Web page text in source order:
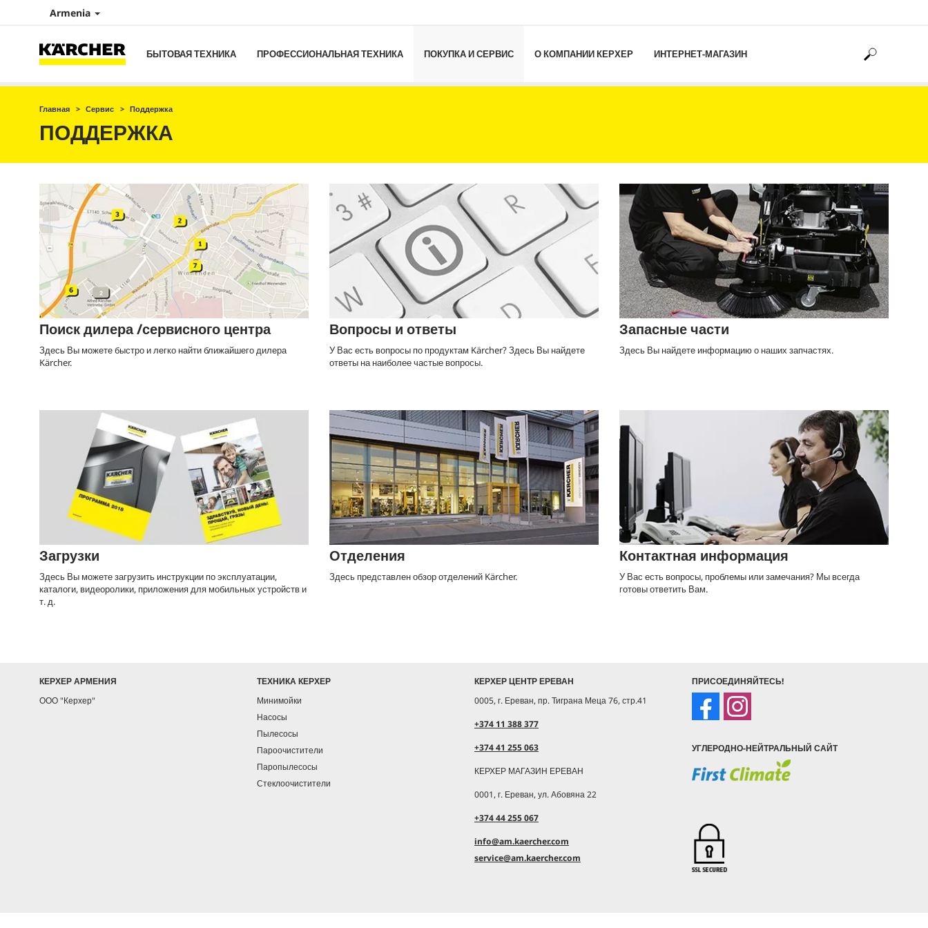
Armenia
БЫТОВАЯ ТЕХНИКА ПРОФЕССИОНАЛЬНАЯ ТЕХНИКА ПОКУПКА И СЕРВИС О КОМПАНИИ КЕРХЕР ИНТЕРНЕТ-МАГАЗИН
Главная Сервис Поддержка
ПОДДЕРЖКА
Поиск дилера /сервисного центра
Здесь Вы можете быстро и легко найти ближайшего дилера
Kärcher.
Вопросы и ответы
У Вас есть вопросы по продуктам Kärcher? Здесь Вы найдете
ответы на наиболее частые вопросы.
Запасные части
Здесь Вы найдете информацию о наших запчастях.
Загрузки
Здесь Вы можете загрузить инструкции по эксплуатации,
каталоги, видеоролики, приложения для мобильных устройств и
т. д.
Отделения
Здесь представлен обзор отделений Kärcher.
Контактная информация
У Вас есть вопросы, проблемы или замечания? Мы всегда
готовы ответить Вам.
КЕРХЕР АРМЕНИЯ
ООО "Керхер"
ТЕХНИКА КЕРХЕР
Минимойки
Насосы
Пылесосы
Пароочистители
Паропылесосы
Стеклоочистители
КЕРХЕР ЦЕНТР ЕРЕВАН
0005, г. Ереван, пр. Тиграна Меца 76, стр.41
+374 11 388 377
+374 41 255 063
КЕРХЕР МАГАЗИН ЕРЕВАН
0001, г. Ереван, ул. Абовяна 22
+374 44 255 067
info@am.kaercher.com
service@am.kaercher.com
ПРИСОЕДИНЯЙТЕСЬ!
УГЛЕРОДНО-НЕЙТРАЛЬНЫЙ САЙТ